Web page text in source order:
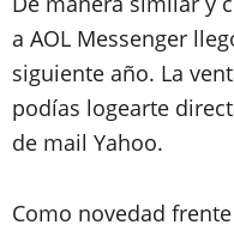
a AOL Messenger
siguiente año. La
podías logearte
de mail Yahoo.
Como novedad